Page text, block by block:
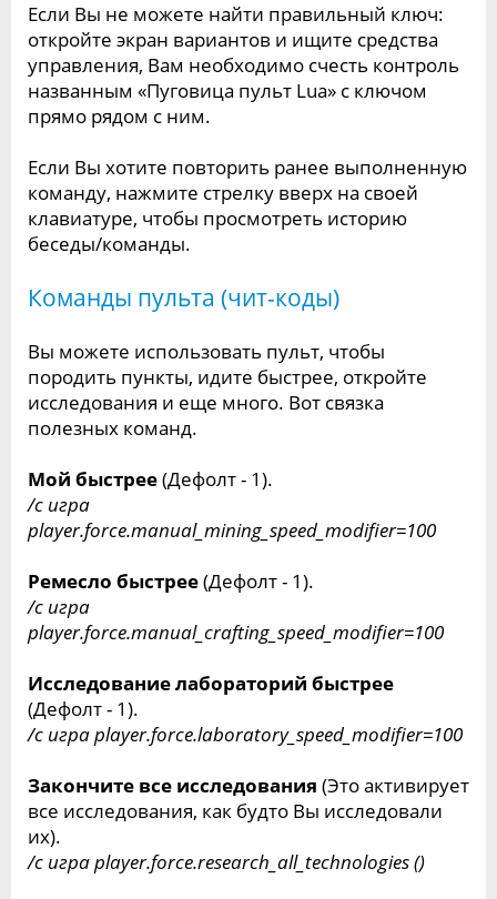
Если Вы не можете найти правильный ключ:
откройте экран вариантов и ищите средства
управления, Вам необходимо счесть контроль
названным «Пуговица пульт Lua» с ключом
прямо рядом с ним.
Если Вы хотите повторить ранее выполненную
команду, нажмите стрелку вверх на своей
клавиатуре, чтобы просмотреть историю
беседы/команды.
Команды пульта (чит-коды)
Вы можете использовать пульт, чтобы
породить пункты, идите быстрее, откройте
исследования и еще много. Вот связка
полезных команд.
Мой быстрее(Дефолт - 1).
/c игра
player.force.manual_mining_speed_modifier=100
Ремесло быстрее(Дефолт - 1).
/c игра
player.force.manual_crafting_speed_modifier=100
Исследование лабораторий быстрее
(Дефолт - 1).
/c игра player.force.laboratory_speed_modifier=100
Закончите все исследования (Это активирует
все исследования, как будто Вы исследовали
их).
/c игра player.force.research_all_technologies ()